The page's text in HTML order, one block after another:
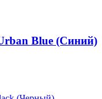
Blue (Синий)